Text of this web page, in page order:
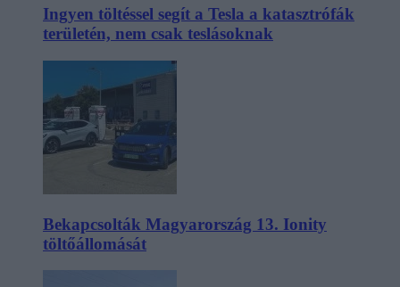
Ingyen töltéssel segít a Tesla a katasztrófák
területén, nem csak teslásoknak
Bekapcsolták Magyarország 13. Ionity
töltőállomását